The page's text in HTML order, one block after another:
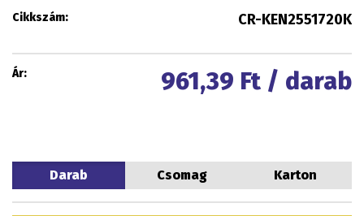
Cikkszám: CR-KEN2551720K
Ár: 961,39 Ft / darab
Darab Csomag Karton